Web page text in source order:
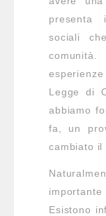
presenta
sociali
Legge di
abbiamo
fa, un
cambiato il
importante
Esistono